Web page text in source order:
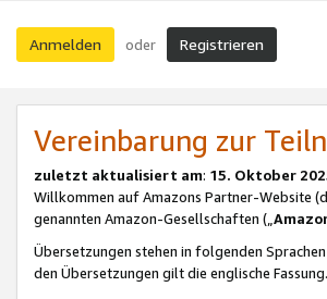
Anmelden oder Registrieren
Vereinbarung zur
zuletzt aktualisiert am: 15. Oktober
Willkommen auf Amazons Partner-Website
genannten Amazon-Gesellschaften („
Übersetzungen stehen in folgenden
den Übersetzungen gilt die englische Fassung.